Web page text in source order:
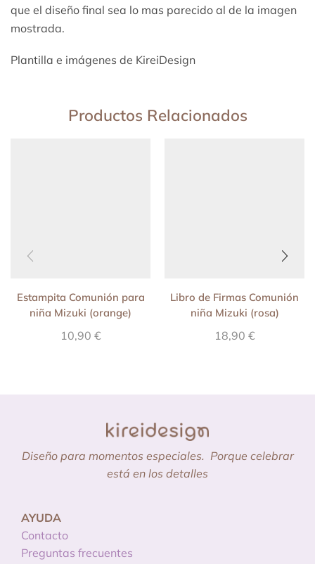
que el diseño final sea lo mas parecido al de la imagen
mostrada.
Plantilla e imágenes de KireiDesign
Productos Relacionados
Estampita Comunión para
niña Mizuki (orange)
10,90 €
Libro de Firmas Comunión
niña Mizuki (rosa)
18,90 €
Diseño para momentos especiales. Porque celebrar
está en los detalles
AYUDA
Contacto
Preguntas frecuentes